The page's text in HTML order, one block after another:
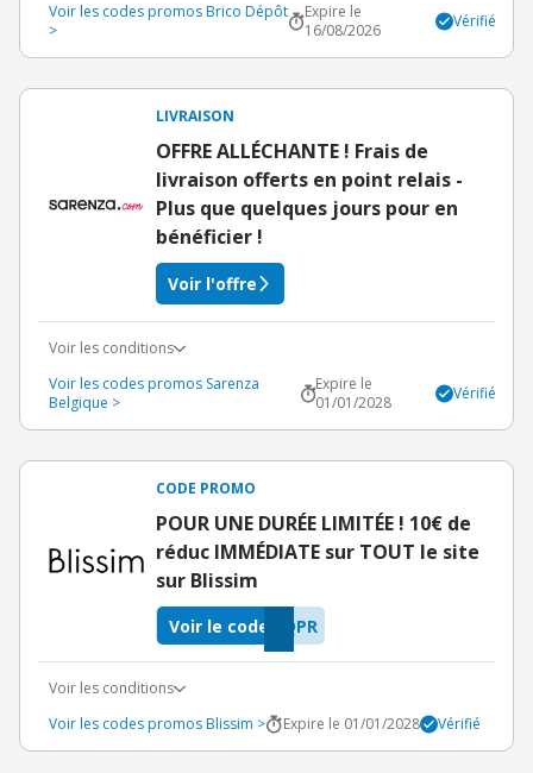
Voir les codes promos Brico Dépôt
>
Expire le
16/08/2026
Vérifié
LIVRAISON
OFFRE ALLÉCHANTE ! Frais de
livraison offerts en point relais -
Plus que quelques jours pour en
bénéficier !
Voir l'offre
Voir les conditions
Voir les codes promos Sarenza
Belgique >
Expire le
01/01/2028
Vérifié
CODE PROMO
POUR UNE DURÉE LIMITÉE ! 10€ de
réduc IMMÉDIATE sur TOUT le site
sur Blissim
QPR
Voir le code
Voir les conditions
Voir les codes promos Blissim >
Expire le 01/01/2028 Vérifié